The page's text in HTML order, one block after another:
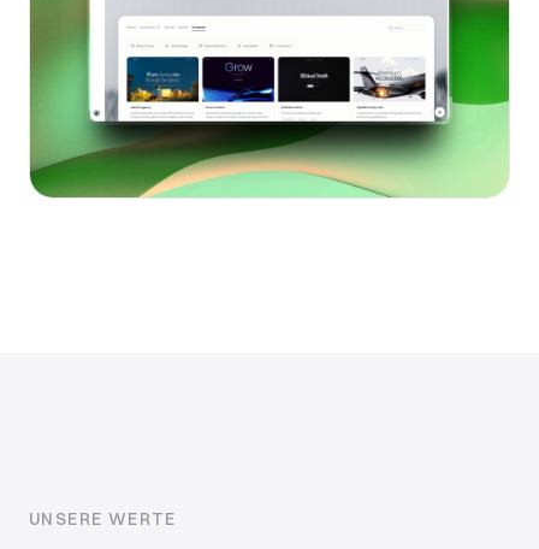
UNSERE WERTE